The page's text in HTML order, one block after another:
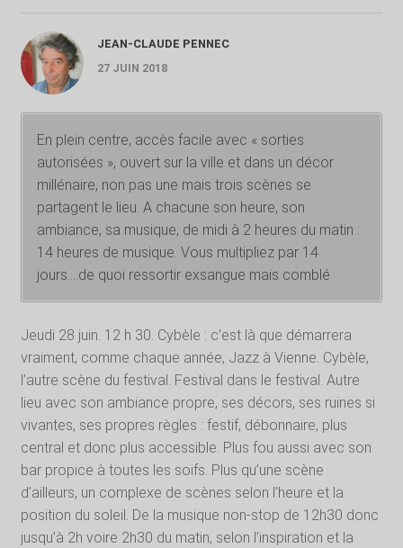
JEAN-CLAUDE PENNEC
27 JUIN 2018
En plein centre, accès facile avec « sorties
autorisées », ouvert sur la ville et dans un décor
millénaire, non pas une mais trois scènes se
partagent le lieu. A chacune son heure, son
ambiance, sa musique, de midi à 2 heures du matin :
14 heures de musique. Vous multipliez par 14
jours….de quoi ressortir exsangue mais comblé
Jeudi 28 juin. 12 h 30. Cybèle : c’est là que démarrera
vraiment, comme chaque année, Jazz à Vienne. Cybèle,
l’autre scène du festival. Festival dans le festival. Autre
lieu avec son ambiance propre, ses décors, ses ruines si
vivantes, ses propres règles : festif, débonnaire, plus
central et donc plus accessible. Plus fou aussi avec son
bar propice à toutes les soifs. Plus qu’une scène
d’ailleurs, un complexe de scènes selon l’heure et la
position du soleil. De la musique non-stop de 12h30 donc
jusqu’à 2h voire 2h30 du matin, selon l’inspiration et la